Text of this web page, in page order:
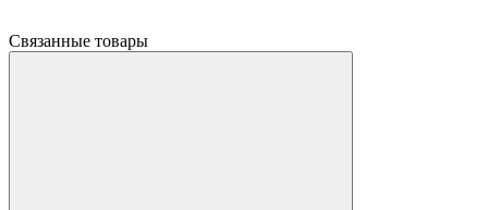
Связанные товары